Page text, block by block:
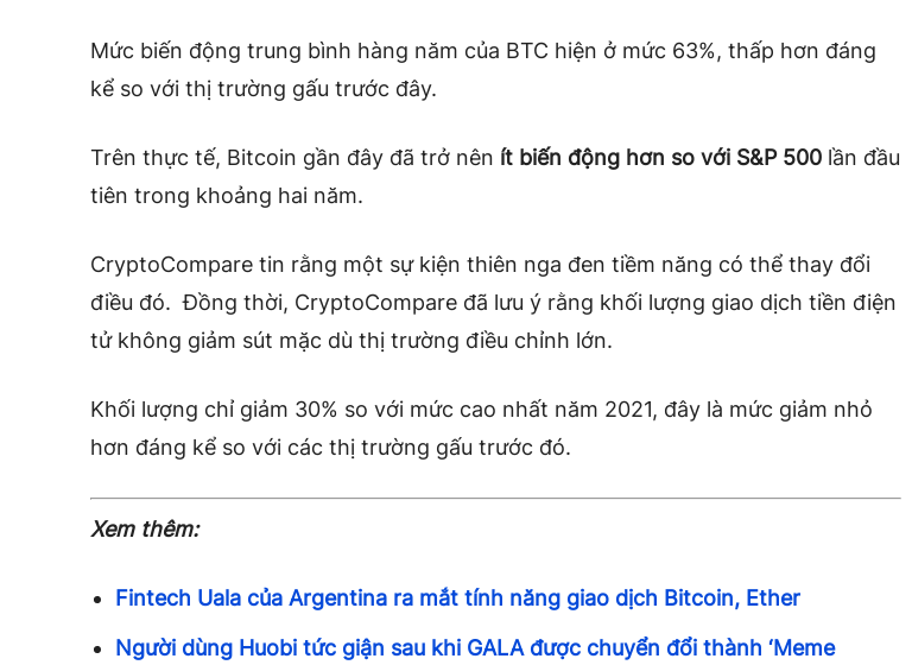
Mức biến động trung bình hàng năm của BTC hiện ở mức 63%, thấp hơn đáng
kể so với thị trường gấu trước đây.
Trên thực tế, Bitcoin gần đây đã trở nên ít biến động hơn so với S&P 500 lần đầu
tiên trong khoảng hai năm.
CryptoCompare tin rằng một sự kiện thiên nga đen tiềm năng có thể thay đổi
điều đó. Đồng thời, CryptoCompare đã lưu ý rằng khối lượng giao dịch tiền điện
tử không giảm sút mặc dù thị trường điều chỉnh lớn.
Khối lượng chỉ giảm 30% so với mức cao nhất năm 2021, đây là mức giảm nhỏ
hơn đáng kể so với các thị trường gấu trước đó.
Xem thêm:
Fintech Uala của Argentina ra mắt tính năng giao dịch Bitcoin, Ether
Người dùng Huobi tức giận sau khi GALA được chuyển đổi thành ‘Meme